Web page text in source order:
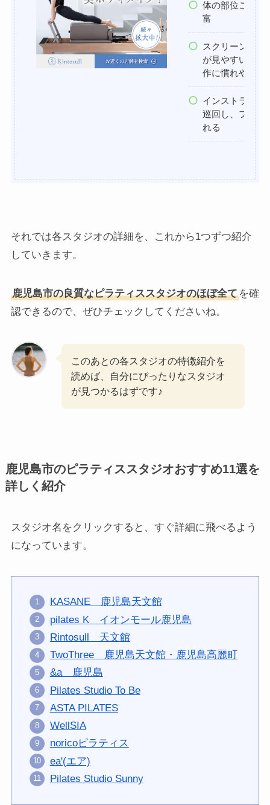
体の部位ごとの
富
スクリーンに映
が見やすいため
作に慣れやすい
インストラクタ
巡回し、フォー
れる
それでは各スタジオの詳細を、これから1つずつ紹介
していきます。
鹿児島市の良質なピラティススタジオのほぼ全てを確
認できるので、ぜひチェックしてくださいね。
このあとの各スタジオの特徴紹介を
読めば、自分にぴったりなスタジオ
が見つかるはずです♪
鹿児島市のピラティススタジオおすすめ11選を
詳しく紹介
スタジオ名をクリックすると、すぐ詳細に飛べるよう
になっています。
KASANE 鹿児島天文館
pilates K イオンモール鹿児島
Rintosull 天文館
TwoThree 鹿児島天文館・鹿児島高麗町
&a 鹿児島
Pilates Studio To Be
ASTA PILATES
WellSIA
noricoピラティス
ea'(エア)
Pilates Studio Sunny